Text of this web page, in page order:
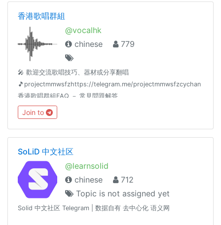
之情事，經勸導仍無改善者，將踢出群組。若有朋友發現相關情
事發生，請勿與之起鬨或筆戰，請直接聯絡管理員。
香港歌唱群組
@vocalhk
chinese
779
🎤 歡迎交流歌唱技巧、器材或分享翻唱
🎵projectmmwsfzhttps://telegram.me/projectmmwsfzcychan
香港歌唱群組FAQ － 常見問題解答
https://telegram.me/vocalhkfaq⚠️注意：在本群組宣傳必須先獲
得群主批准，否則相關用戶將會被移除及禁止再次加入。
Join to
SoLiD 中文社区
@learnsolid
chinese
712
Topic is not assigned yet
Solid 中文社区 Telegram | 数据自有 去中心化 语义网